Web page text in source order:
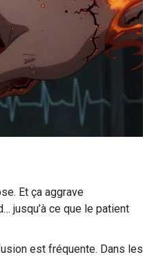
Et ça aggrave
jusqu’à ce que le patient
est fréquente. Dans les